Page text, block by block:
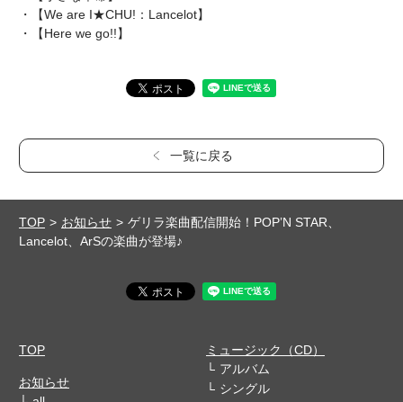
・【We are I★CHU!：Lancelot】
・【Here we go!!】
一覧に戻る
TOP お知らせ
ゲリラ楽曲配信開始！POP’N STAR、
Lancelot、ArSの楽曲が登場♪
TOP
お知らせ
ミュージック（CD）
アルバム
シングル